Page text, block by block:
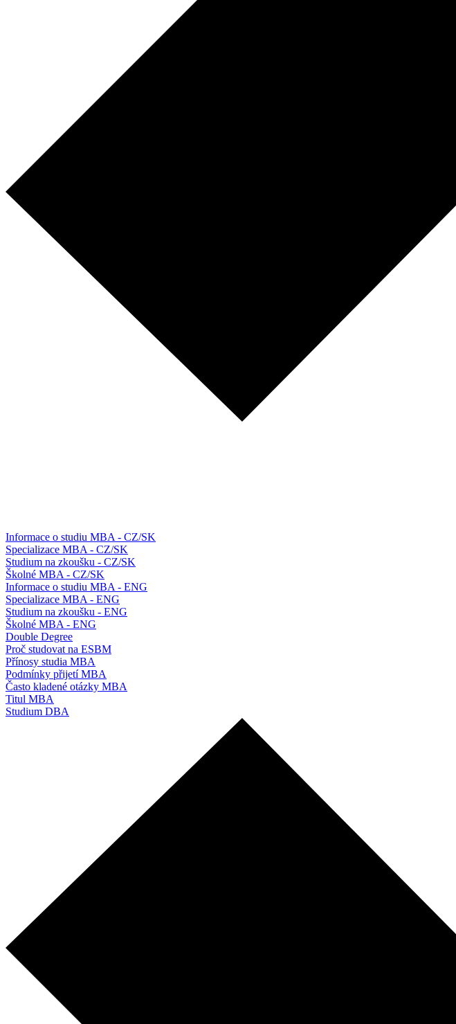
Informace o studiu MBA - CZ/SK
Specializace MBA - CZ/SK
Studium na zkoušku - CZ/SK
Školné MBA - CZ/SK
Informace o studiu MBA - ENG
Specializace MBA - ENG
Studium na zkoušku - ENG
Školné MBA - ENG
Double Degree
Proč studovat na ESBM
Přínosy studia MBA
Podmínky přijetí MBA
Často kladené otázky MBA
Titul MBA
Studium DBA